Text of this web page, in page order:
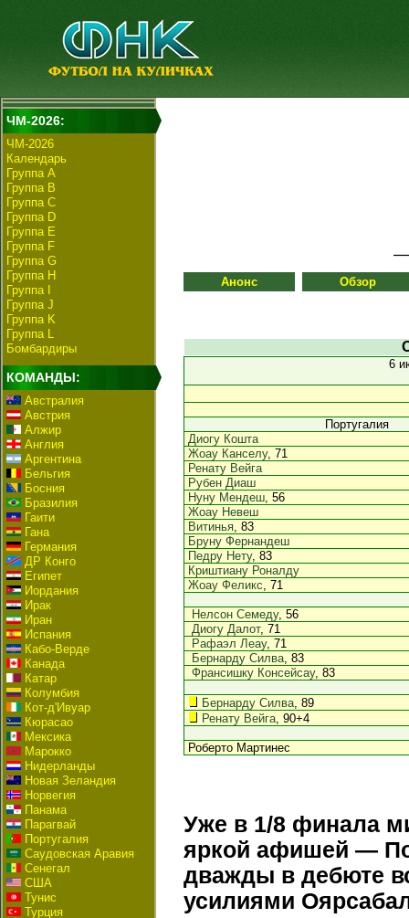
ЧМ-2026:
ЧМ-2026
Календарь
Группа А
Группа B
Группа C
Группа D
Группа E
Группа F
Группа G
Группа H
Группа I
Группа J
Группа K
Группа L
Бомбардиры
КОМАНДЫ:
Австралия
Австрия
Алжир
Англия
Аргентина
Бельгия
Босния
Бразилия
Гаити
Гана
Германия
ДР Конго
Египет
Иордания
Ирак
Иран
Испания
Кабо-Верде
Канада
Катар
Колумбия
Кот-д'Ивуар
Кюрасао
Мексика
Марокко
Нидерланды
Новая Зеландия
Норвегия
Панама
Парагвай
Португалия
Саудовская Аравия
Сенегал
США
Тунис
Турция
Анонс Обзор
6
Португалия
Диогу Кошта
Жоау Канселу, 71
Ренату Вейга
Рубен Диаш
Нуну Мендеш, 56
Жоау Невеш
Витинья, 83
Бруну Фернандеш
Педру Нету, 83
Криштиану Роналду
Жоау Феликс, 71
Нелсон Семеду, 56
Диогу Далот, 71
Рафаэл Леау, 71
Бернарду Силва, 83
Франсишку Консейсау, 83
Бернарду Силва, 89
Ренату Вейга, 90+4
Роберто Мартинес
Уже в 1/8 финала
яркой афишей —
дважды в дебюте
усилиями